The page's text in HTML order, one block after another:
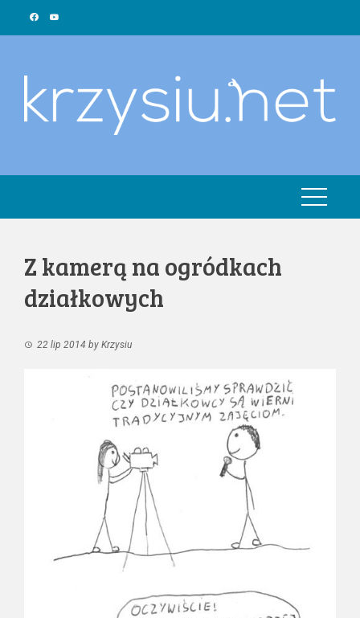
Z kamerą na ogródkach
działkowych
22 lip 2014 by Krzysiu